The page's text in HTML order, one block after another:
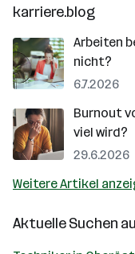
karriere.blog
Arbeiten
nicht?
6.7.2026
Burnout
viel wird?
29.6.2026
Weitere Artikel
Aktuelle Suchen